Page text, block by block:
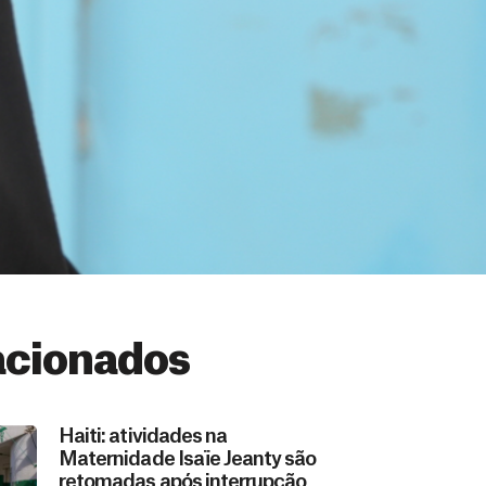
Haiti: atividades na
Maternidade Isaïe Jeanty são
retomadas após interrupção